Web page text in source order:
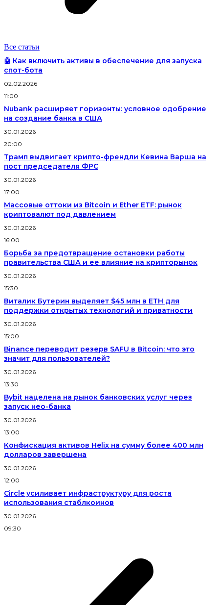
Все статьи
🤖 Как включить активы в обеспечение для запуска
спот-бота
02.02.2026
11:00
Nubank расширяет горизонты: условное одобрение
на создание банка в США
30.01.2026
20:00
Трамп выдвигает крипто-френдли Кевина Варша на
пост председателя ФРС
30.01.2026
17:00
Массовые оттоки из Bitcoin и Ether ETF: рынок
криптовалют под давлением
30.01.2026
16:00
Борьба за предотвращение остановки работы
правительства США и ее влияние на крипторынок
30.01.2026
15:30
Виталик Бутерин выделяет $45 млн в ETH для
поддержки открытых технологий и приватности
30.01.2026
15:00
Binance переводит резерв SAFU в Bitcoin: что это
значит для пользователей?
30.01.2026
13:30
Bybit нацелена на рынок банковских услуг через
запуск нео-банка
30.01.2026
13:00
Конфискация активов Helix на сумму более 400 млн
долларов завершена
30.01.2026
12:00
Circle усиливает инфраструктуру для роста
использования стаблкоинов
30.01.2026
09:30